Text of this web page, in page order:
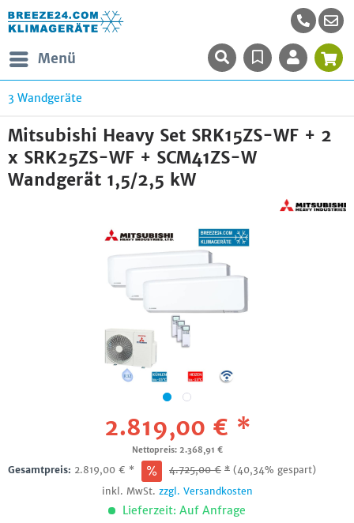
Menü
3 Wandgeräte
Mitsubishi Heavy Set SRK15ZS-WF + 2
x SRK25ZS-WF + SCM41ZS-W
Wandgerät 1,5/2,5 kW
2.819,00 € *
Nettopreis: 2.368,91 €
Gesamtpreis: 2.819,00 € * 4.725,00€ * (40,34% gespart)
inkl. MwSt. zzgl. Versandkosten
Lieferzeit: Auf Anfrage